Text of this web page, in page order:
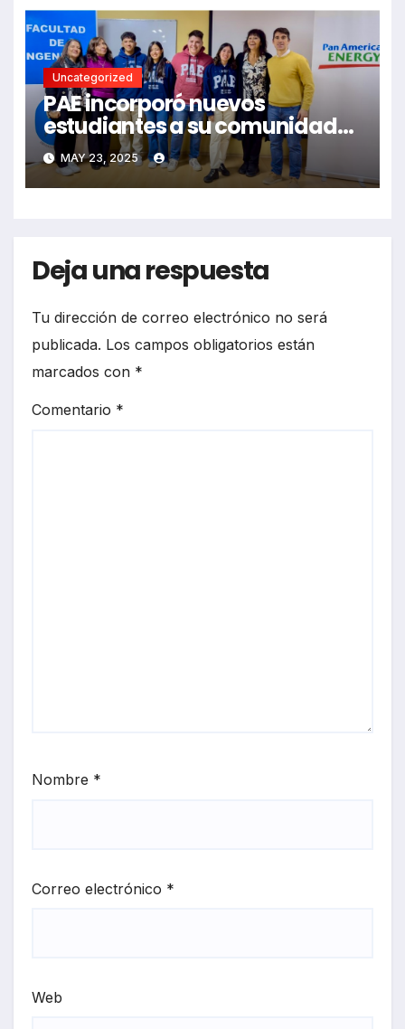
Uncategorized
PAE incorporó nuevos
estudiantes a su comunidad
de becarios
MAY 23, 2025
Deja una respuesta
Tu dirección de correo electrónico no será
publicada. Los campos obligatorios están
marcados con *
Comentario *
Nombre *
Correo electrónico *
Web